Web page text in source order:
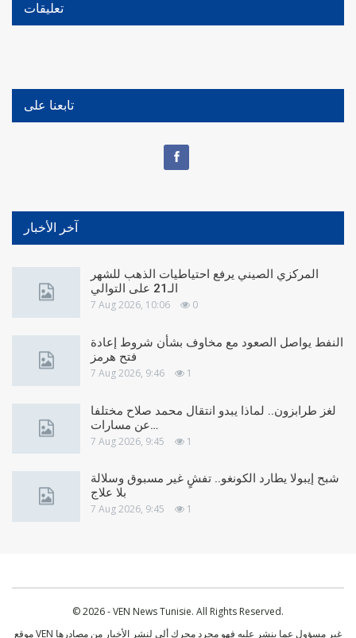
تعليقات
تابعنا على
آخر الأخبار
المركزي الصيني يرفع احتياطيات الذهب للشهر
الـ21 على التوالي
7 Aug 2026, 10:06 0
النفط يواصل الصعود مع مخاوف بشأن شروط إعادة
فتح هرمز
7 Aug 2026, 9:46 1
لغز طرابزون.. لماذا يبدو انتقال محمد صلاح مختلفا
عن مسارات…
7 Aug 2026, 9:45 1
شبح إيبولا يطارد الكونغو.. تفشٍ غير مسبوق وسلالة
بلا علاج
7 Aug 2026, 9:45 1
© 2026 - VEN News Tunisie. All Rights Reserved.
موقع VEN غير مسؤول عما ينشر عليه فهو مجرد محرك ألي لنشر الأخبار من مصادرها